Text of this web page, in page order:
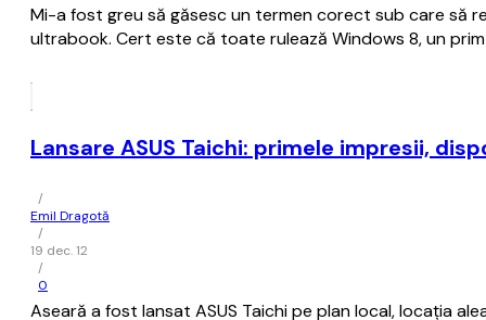
Mi-a fost greu să găsesc un termen corect sub care să
ultrabook. Cert este că toate rulează Windows 8, un
Lansare ASUS Taichi: primele impresii,
/
Emil Dragotă
/
19 dec. 12
/
0
Aseară a fost lansat ASUS Taichi pe plan local, locația